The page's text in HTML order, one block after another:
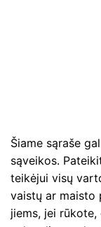
Šiame sąraše
sąveikos.
teikėjui visų
vaistų ar maisto
jiems, jei